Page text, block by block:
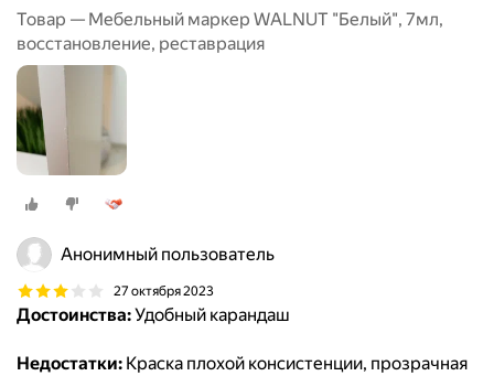
Товар — Мебельный маркер WALNUT "Белый", 7мл,
восстановление, реставрация
Анонимный пользователь
27 октября 2023
Достоинства:Удобный карандаш
Недостатки: Краска плохой консистенции, прозрачная